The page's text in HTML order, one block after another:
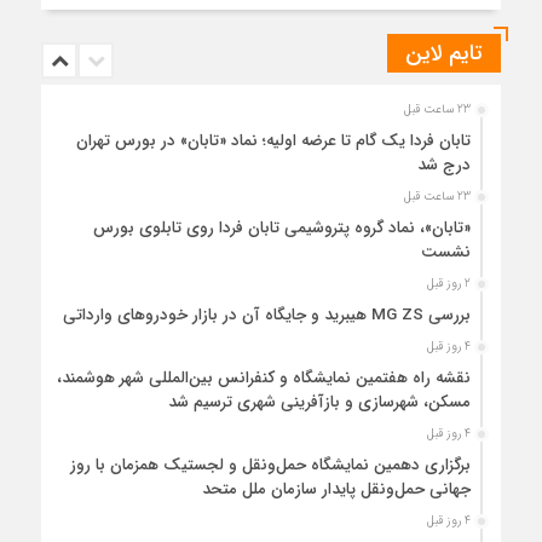
تایم لاین
23 ساعت قبل
تابان فردا یک گام تا عرضه اولیه؛ نماد «تابان» در بورس تهران
درج شد
23 ساعت قبل
«تابان»، نماد گروه پتروشیمی تابان فردا روی تابلوی بورس
نشست
2 روز قبل
بررسی MG ZS هیبرید و جایگاه آن در بازار خودروهای وارداتی
4 روز قبل
نقشه راه هفتمین نمایشگاه و کنفرانس بین‌المللی شهر هوشمند،
مسکن، شهرسازی و بازآفرینی شهری ترسیم شد
4 روز قبل
برگزاری دهمین نمایشگاه حمل‌ونقل و لجستیک همزمان با روز
جهانی حمل‌ونقل پایدار سازمان ملل متحد
4 روز قبل